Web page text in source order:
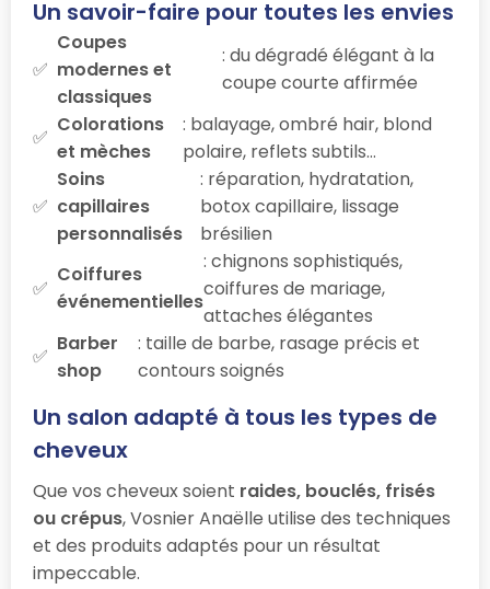
Un savoir-faire pour toutes les envies
Coupes
modernes et
classiques
: du dégradé élégant à la
coupe courte affirmée
Colorations
et mèches
: balayage, ombré hair, blond
polaire, reflets subtils…
Soins
capillaires
personnalisés
: réparation, hydratation,
botox capillaire, lissage
brésilien
Coiffures
événementielles
: chignons sophistiqués,
coiffures de mariage,
attaches élégantes
Barber
shop
: taille de barbe, rasage précis et
contours soignés
Un salon adapté à tous les types de
cheveux
Que vos cheveux soient raides, bouclés, frisés
ou crépus, Vosnier Anaëlle utilise des techniques
et des produits adaptés pour un résultat
impeccable.